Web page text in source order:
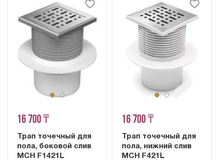
16 700 ₸
Трап точечный для
пола, боковой слив
MCH F1421L
16 700 ₸
Трап точечный для
пола, нижний слив
MCH F421L